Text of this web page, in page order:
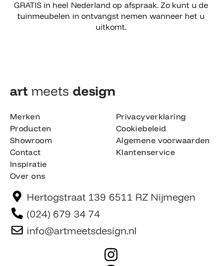
GRATIS in heel Nederland op afspraak. Zo kunt u de
tuinmeubelen in ontvangst nemen wanneer het u
uitkomt.
art meets design​
Merken
Producten
Showroom
Contact
Inspiratie
Over ons
Privacyverklaring
Cookiebeleid
Algemene voorwaarden
Klantenservice
Hertogstraat 139 6511 RZ Nijmegen
(024) 679 34 74
info@artmeetsdesign.nl
I